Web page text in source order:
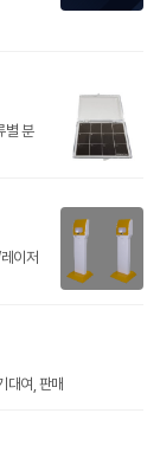
별 분
이저
대여, 판매